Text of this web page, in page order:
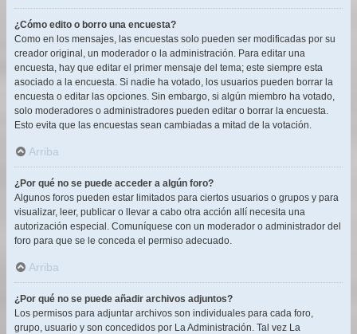
¿Cómo edito o borro una encuesta?
Como en los mensajes, las encuestas solo pueden ser modificadas por su
creador original, un moderador o la administración. Para editar una
encuesta, hay que editar el primer mensaje del tema; este siempre esta
asociado a la encuesta. Si nadie ha votado, los usuarios pueden borrar la
encuesta o editar las opciones. Sin embargo, si algún miembro ha votado,
solo moderadores o administradores pueden editar o borrar la encuesta.
Esto evita que las encuestas sean cambiadas a mitad de la votación.
Arriba
¿Por qué no se puede acceder a algún foro?
Algunos foros pueden estar limitados para ciertos usuarios o grupos y para
visualizar, leer, publicar o llevar a cabo otra acción allí necesita una
autorización especial. Comuníquese con un moderador o administrador del
foro para que se le conceda el permiso adecuado.
Arriba
¿Por qué no se puede añadir archivos adjuntos?
Los permisos para adjuntar archivos son individuales para cada foro,
grupo, usuario y son concedidos por La Administración. Tal vez La